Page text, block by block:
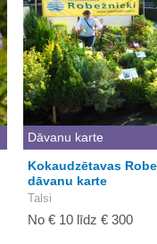
Dāvanu karte
Kokaudzētavas
dāvanu karte
Talsi
No € 10 līdz € 300